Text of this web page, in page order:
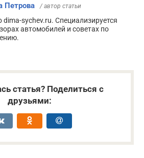
Петрова / автор статьи
dima-sychev.ru. Специализируется
автомобилей и советах по
статья? Поделиться с
друзьями: